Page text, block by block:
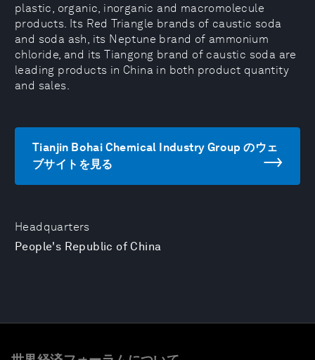
Headquarters
People's Republic of China
plastic, organic, inorganic and macromolecule
products. Its Red Triangle brands of caustic soda
and soda ash, its Neptune brand of ammonium
chloride, and its Tiangong brand of caustic soda are
leading products in China in both product quantity
and sales.
Tianjin Bohai Chemical Industry Group のウェ
ブサイトを見る